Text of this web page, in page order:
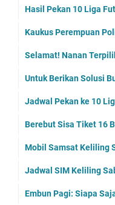
Hasil Pekan 10 Liga
Kaukus Perempuan
Selamat! Nanan
Untuk Berikan Solusi
Jadwal Pekan ke 10
Berebut Sisa Tiket 16
Mobil Samsat Keliling
Jadwal SIM Keliling
Embun Pagi: Siapa